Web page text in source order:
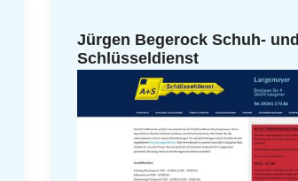
Jürgen Begerock Schuh- und
Schlüsseldienst